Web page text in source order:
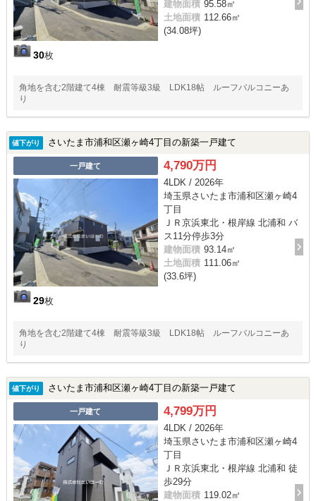
30枚
建物面積 95.58㎡
土地面積 112.66㎡
(34.08坪)
角地を含む2階建て4棟 耐震等級3級 LDK18帖 ルーフバルコニーあ
り
値下がり さいたま市浦和区瀬ヶ崎4丁目の新築一戸建て
一戸建て
29枚
4,790万円
4LDK / 2026年
埼玉県さいたま市浦和区瀬ヶ崎4
丁目
ＪＲ京浜東北・根岸線 北浦和 バ
ス11分停歩3分
建物面積 93.14㎡
土地面積 111.06㎡
(33.6坪)
角地を含む2階建て4棟 耐震等級3級 LDK18帖 ルーフバルコニーあ
り
値下がり さいたま市浦和区瀬ヶ崎4丁目の新築一戸建て
一戸建て 4,799万円
4LDK / 2026年
埼玉県さいたま市浦和区瀬ヶ崎4
丁目
ＪＲ京浜東北・根岸線 北浦和 徒
歩29分
建物面積 119.02㎡